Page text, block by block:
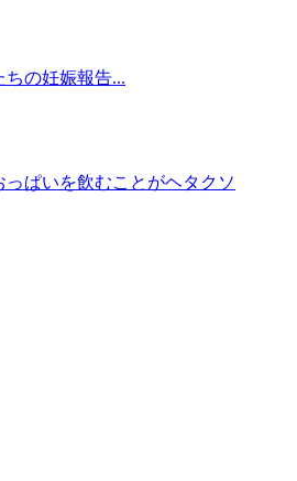
の妊娠報告...
ぱいを飲むことがヘタクソ